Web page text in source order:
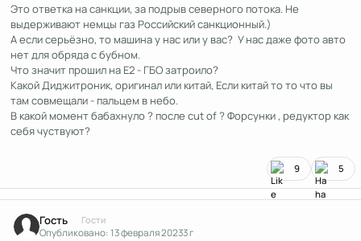
Это ответка на санкции, за подрыв северного потока. Не
выдерживают немцы газ Российский санкционный.)
А если серьёзно, то машина у нас или у вас? У нас даже фото авто
нет для обряда с бубном.
Что значит прошил на Е2 - ГБО затроило?
Какой Диджитроник, оригинал или китай, Если китай то то что вы
там совмещали - пальцем в небо.
В какой момент бабахнуло ? после cut of ? Форсунки , редуктор как
себя чуствуют?
9 5
Гость Гости
Опубликовано:13 февраля 20233 г